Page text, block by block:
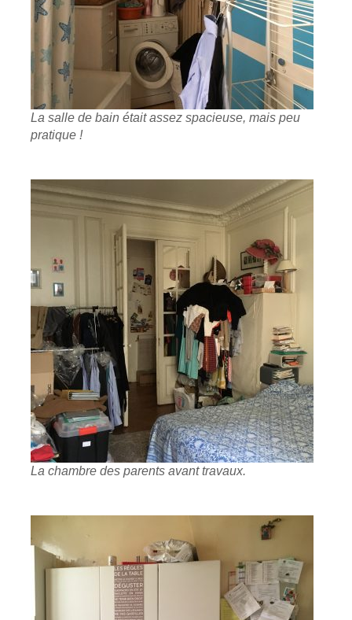
La salle de bain était assez spacieuse, mais peu
pratique !
La chambre des parents avant travaux.